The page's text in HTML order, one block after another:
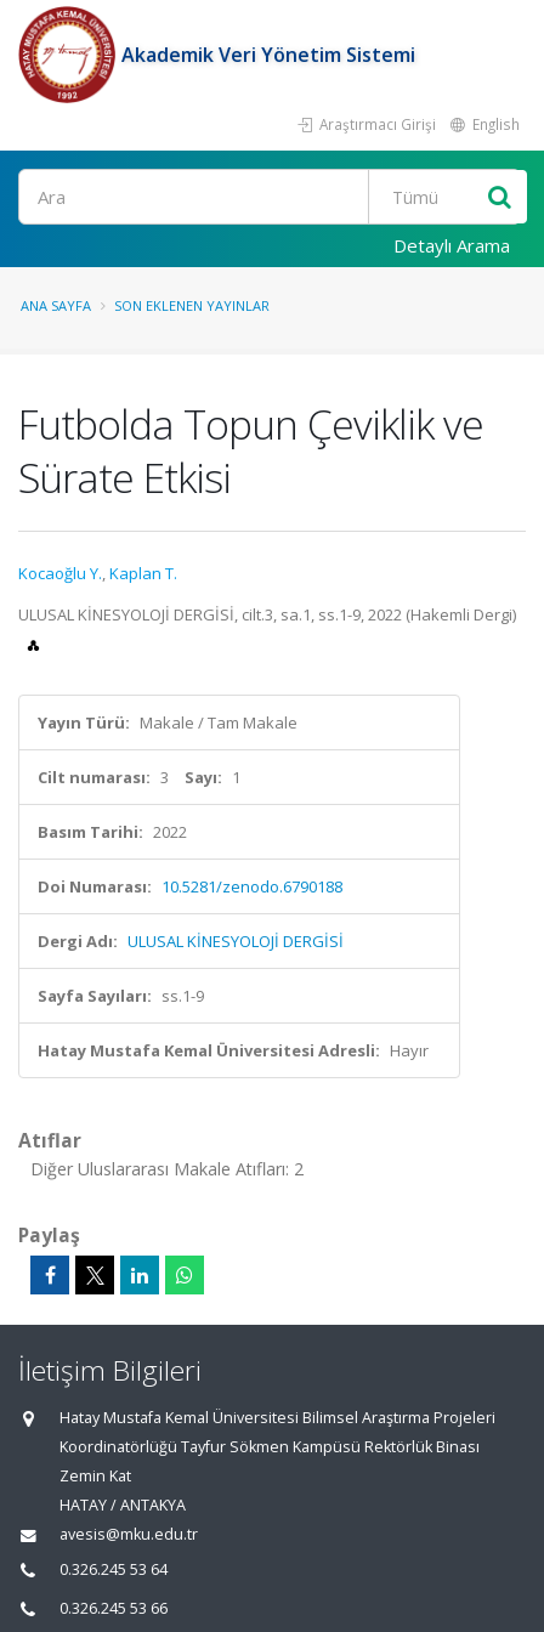
Akademik Veri Yönetim Sistemi
Araştırmacı Girişi English
Ara
Detaylı Arama
ANA SAYFA SON EKLENEN YAYINLAR
Futbolda Topun Çeviklik ve
Sürate Etkisi
Kocaoğlu Y.,Kaplan T.
ULUSAL KİNESYOLOJİ DERGİSİ, cilt.3, sa.1, ss.1-9, 2022 (Hakemli Dergi)
Yayın Türü: Makale / Tam Makale
Cilt numarası: 3 Sayı: 1
Basım Tarihi: 2022
Doi Numarası: 10.5281/zenodo.6790188
Dergi Adı: ULUSAL KİNESYOLOJİ DERGİSİ
Sayfa Sayıları: ss.1-9
Hatay Mustafa Kemal Üniversitesi Adresli: Hayır
Atıflar
Diğer Uluslararası Makale Atıfları: 2
Paylaş
İletişim Bilgileri
Hatay Mustafa Kemal Üniversitesi Bilimsel Araştırma Projeleri
Koordinatörlüğü Tayfur Sökmen Kampüsü Rektörlük Binası
Zemin Kat
HATAY / ANTAKYA
avesis@mku.edu.tr
0.326.245 53 64
0.326.245 53 66